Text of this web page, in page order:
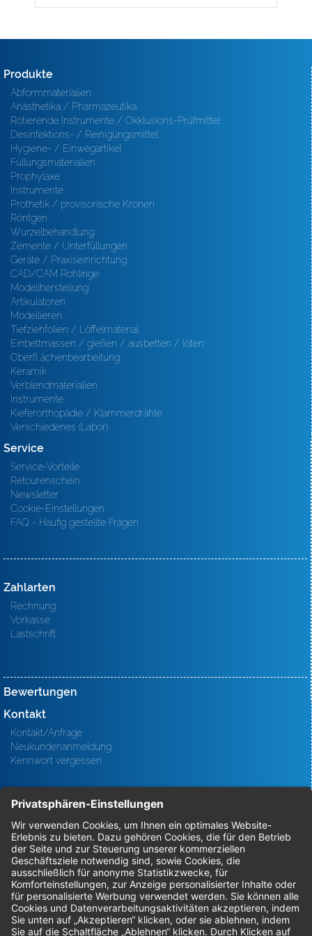
Produkte
Abformmaterialien
Anästhetika / Pharmazeutika
Rotierende Instrumente / Okklusions-Prüfmittel
Desinfektions- / Reinigungsmittel
Hygiene- / Einwegartikel
Füllungsmaterialien
Prophylaxe
Instrumente
Prothetik / provisorische Kronen
Röntgen
Wurzelbehandlung
Zemente / Unterfüllungen
Geräte / Praxiseinrichtung
CAD/CAM Rohlinge
Modellherstellung
Artikulatoren
Modellieren
Tiefziehfolien / Löffelmaterial
Einbettmassen / gießen / ausbetten / löten
Oberfl ächenbearbeitung
Keramik
Verblendmaterialien
Instrumente
Kieferorthopädie / Klammerdrähte
Verschiedenes (Labor)
Service
Service-Vorteile
Retourenschein
Newsletter
Cookie-Einstellungen
FAQ - Häufig gestellte Fragen
Zahlarten
Rechnung
Vorkasse
Lastschrift
Bewertungen
Kontakt
Kontakt/Anfrage
Neukundenanmeldung
Kennwort vergessen
Bestellungen
Sendung verfolgen